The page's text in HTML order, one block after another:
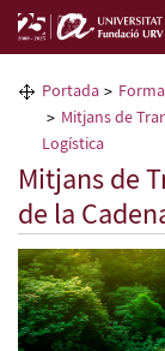
La Fundació
Formació
Transferència
Seleccioneu idioma
Portada
Mitjans de
Logística
Mitjans de
de la